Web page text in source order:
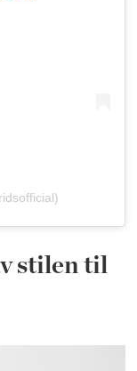
stilen til